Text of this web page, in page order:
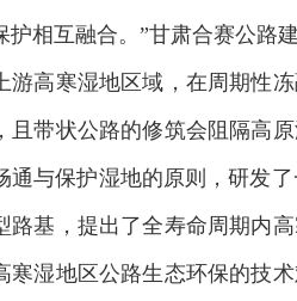
护相互融合。”甘肃合赛公路
游高寒湿地区域，在周期性
且带状公路的修筑会阻隔高
通与保护湿地的原则，研发
路基，提出了全寿命周期内
寒湿地区公路生态环保的技